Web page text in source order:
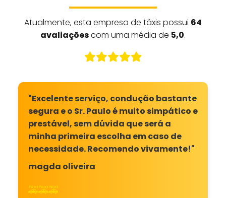
Atualmente, esta empresa de táxis possui 64
avaliaçõescom uma média de 5,0.
"Excelente serviço, condução bastante
segura e o Sr. Paulo é muito simpático e
prestável, sem dúvida que será a
minha primeira escolha em caso de
necessidade. Recomendo vivamente!"
magda oliveira
🚕🚕🚕